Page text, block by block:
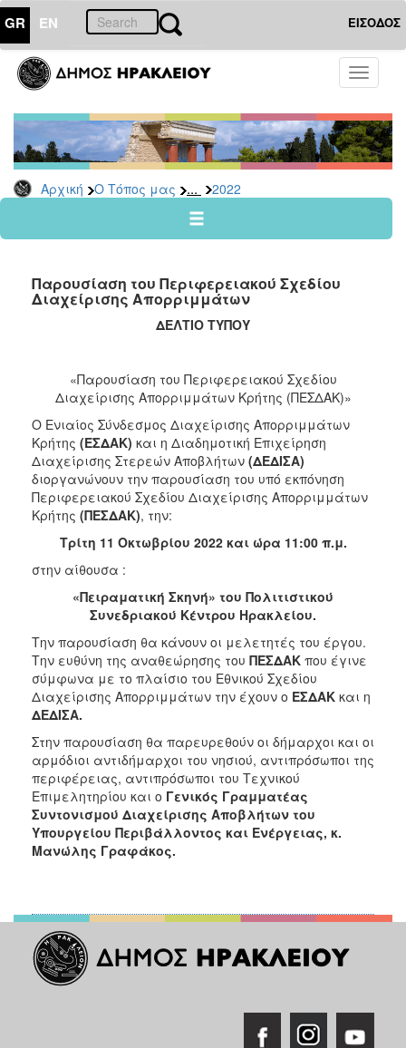
GR EN ΕΙΣΟΔΟΣ
Toggle
Αρχική Ο Τόπος μας ... 2022
ΤΟΠΟΣ
ΜΑΣ
Ανακοινώσεις
Αρχείο
2026
2024
2022
2019
2018
2017
2016
2015
2012
2011
ΔΗΜΟΣ
ΠΟΛΙΤΙΣΜΟΣ
ΑΝΘΕΚΤΙΚΗ
ΠΟΛΗ
Παρουσίαση του Περιφερειακού Σχεδίου
Διαχείρισης Απορριμμάτων
ΔΕΛΤΙΟ ΤΥΠΟΥ
«Παρουσίαση του Περιφερειακού Σχεδίου
Διαχείρισης Απορριμμάτων Κρήτης (ΠΕΣΔΑΚ)»
Ο Ενιαίος Σύνδεσμος Διαχείρισης Απορριμμάτων
Κρήτης (ΕΣΔΑΚ) και η Διαδημοτική Επιχείρηση
Διαχείρισης Στερεών Αποβλήτων (ΔΕΔΙΣΑ)
διοργανώνουν την παρουσίαση του υπό εκπόνηση
Περιφερειακού Σχεδίου Διαχείρισης Απορριμμάτων
Κρήτης (ΠΕΣΔΑΚ), την:
Τρίτη 11 Οκτωβρίου 2022 και ώρα 11:00 π.μ.
στην αίθουσα :
«Πειραματική Σκηνή» του Πολιτιστικού
Συνεδριακού Κέντρου Ηρακλείου.
Την παρουσίαση θα κάνουν οι μελετητές του έργου.
Την ευθύνη της αναθεώρησης του ΠΕΣΔΑΚ που έγινε
σύμφωνα με το πλαίσιο του Εθνικού Σχεδίου
Διαχείρισης Απορριμμάτων την έχουν ο ΕΣΔΑΚ και η
ΔΕΔΙΣΑ.
Στην παρουσίαση θα παρευρεθούν οι δήμαρχοι και οι
αρμόδιοι αντιδήμαρχοι του νησιού, αντιπρόσωποι της
περιφέρειας, αντιπρόσωποι του Τεχνικού
Επιμελητηρίου και ο Γενικός Γραμματέας
Συντονισμού Διαχείρισης Αποβλήτων του
Υπουργείου Περιβάλλοντος και Ενέργειας, κ.
Μανώλης Γραφάκος.